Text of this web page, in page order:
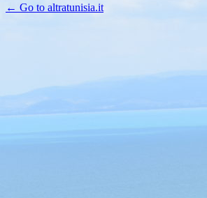
← Go to altratunisia.it